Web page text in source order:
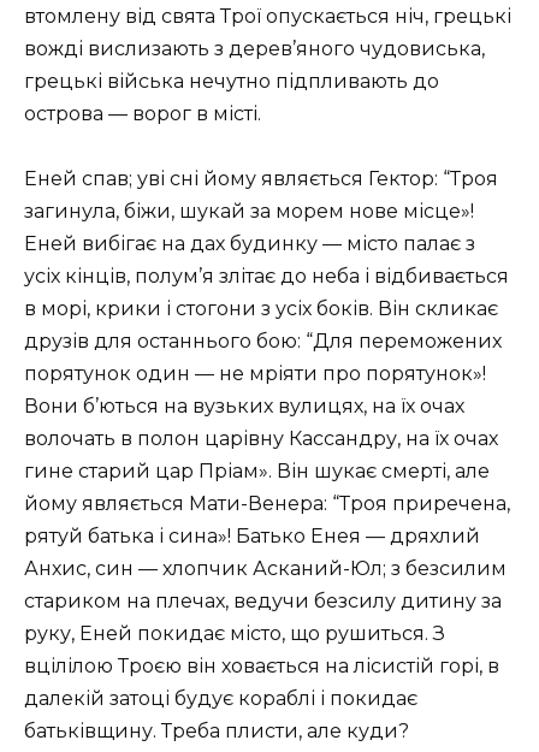
втомлену від свята Трої опускається ніч, грецькі
вожді вислизають з дерев’яного чудовиська,
грецькі війська нечутно підпливають до
острова — ворог в місті.
Еней спав; уві сні йому являється Гектор: “Троя
загинула, біжи, шукай за морем нове місце»!
Еней вибігає на дах будинку — місто палає з
усіх кінців, полум’я злітає до неба і відбивається
в морі, крики і стогони з усіх боків. Він скликає
друзів для останнього бою: “Для переможених
порятунок один — не мріяти про порятунок»!
Вони б’ються на вузьких вулицях, на їх очах
волочать в полон царівну Кассандру, на їх очах
гине старий цар Пріам». Він шукає смерті, але
йому являється Мати-Венера: “Троя приречена,
рятуй батька і сина»! Батько Енея — дряхлий
Анхис, син — хлопчик Асканий-Юл; з безсилим
стариком на плечах, ведучи безсилу дитину за
руку, Еней покидає місто, що рушиться. З
вцілілою Троєю він ховається на лісистій горі, в
далекій затоці будує кораблі і покидає
батьківщину. Треба плисти, але куди?